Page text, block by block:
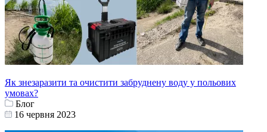
Як знезаразити та очистити забруднену воду у польових
умовах?
Блог
16 червня 2023